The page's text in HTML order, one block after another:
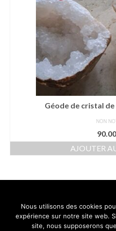
Géode de cristal
NON
90.00
AJOUTER
Contact
Conditions
Politique de confidentialité
Nous utilisons des cookies
expérience sur notre site web.
site, nous supposerons